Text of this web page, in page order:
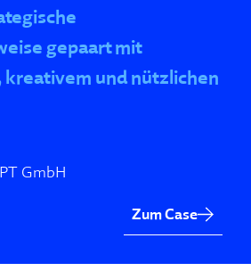
gepaart mit
und nützlichen
GmbH
Zum Case